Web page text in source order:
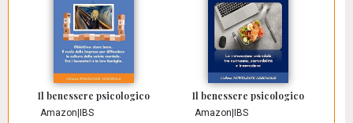
Il benessere psicologico
Amazon IBS
Il benessere psicologico
Amazon IBS